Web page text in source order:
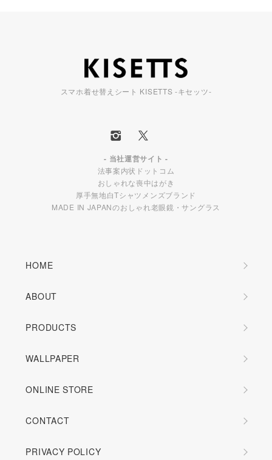
スマホ着せ替えシート KISETTS -キセッツ-
- 当社運営サイト -
法事案内状ドットコム
おしゃれな喪中はがき
厚手無地白Tシャツメンズブランド
MADE IN JAPANのおしゃれ老眼鏡・サングラス
HOME
ABOUT
PRODUCTS
WALLPAPER
ONLINE STORE
CONTACT
PRIVACY POLICY